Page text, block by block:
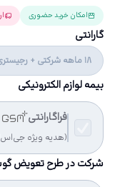
امکان خرید حضوری
گارانتی
18 ماهه شرکتی + رجیستری
بیمه لوازم الکترونیکی
فراگارانتی
(هدیه ویژه
شرکت در طرح تعویض